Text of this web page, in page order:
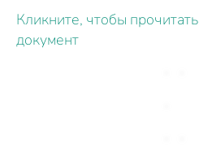
Кликните, чтобы прочитать
документ